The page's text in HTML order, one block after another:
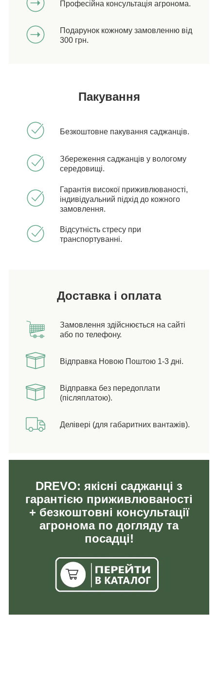
Професійна консультація агронома.
Подарунок кожному замовленню від
300 грн.
Пакування
Безкоштовне пакування саджанців.
Збереження саджанців у вологому
середовищі.
Гарантія високої приживлюваності,
індивідуальний підхід до кожного
замовлення.
Відсутність стресу при
транспортуванні.
Доставка і оплата
Замовлення здійснюється на сайті
або по телефону.
Відправка Новою Поштою 1-3 дні.
Відправка без передоплати
(післяплатою).
Делівері (для габаритних вантажів).
DREVO: якісні саджанці з
гарантією приживлюваності
+ безкоштовні консультації
агронома по догляду та
посадці!